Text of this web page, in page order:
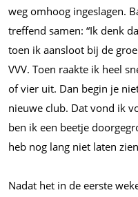
weg omhoog ingeslagen.
treffend samen: “Ik denk
toen ik aansloot bij de
VVV. Toen raakte ik heel
of vier uit. Dan begin je
nieuwe club. Dat vond ik
ben ik een beetje
heb nog lang niet laten
Nadat het in de eerste